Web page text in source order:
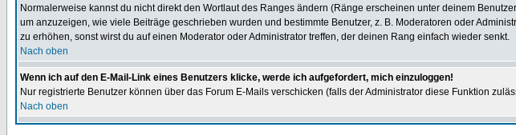
Normalerweise kannst du nicht direkt den Wortlaut des Ranges ändern (Ränge erscheinen unter deinem
um anzuzeigen, wie viele Beiträge geschrieben wurden und bestimmte Benutzer, z. B. Moderatoren oder
zu erhöhen, sonst wirst du auf einen Moderator oder Administrator treffen, der deinen Rang einfach wieder senkt.
Nach oben
Wenn ich auf den E-Mail-Link eines Benutzers klicke, werde ich aufgefordert, mich einzuloggen!
Nur registrierte Benutzer können über das Forum E-Mails verschicken (falls der Administrator diese Funktion
Nach oben